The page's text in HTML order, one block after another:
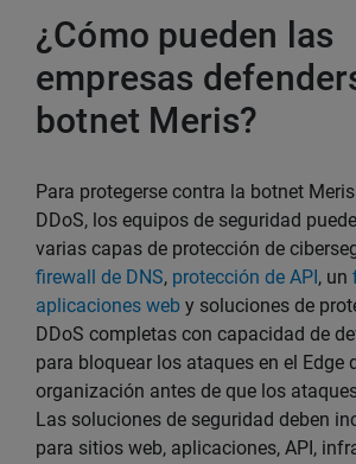
¿Cómo pueden las
empresas
botnet Meris?
Para protegerse contra la botnet
DDoS, los equipos de seguridad
varias capas de protección de
firewall de DNS, protección de API , un
aplicaciones web y soluciones de
DDoS completas con capacidad de
para bloquear los ataques en el Edge
organización antes de que los
Las soluciones de seguridad deben
para sitios web, aplicaciones, API,